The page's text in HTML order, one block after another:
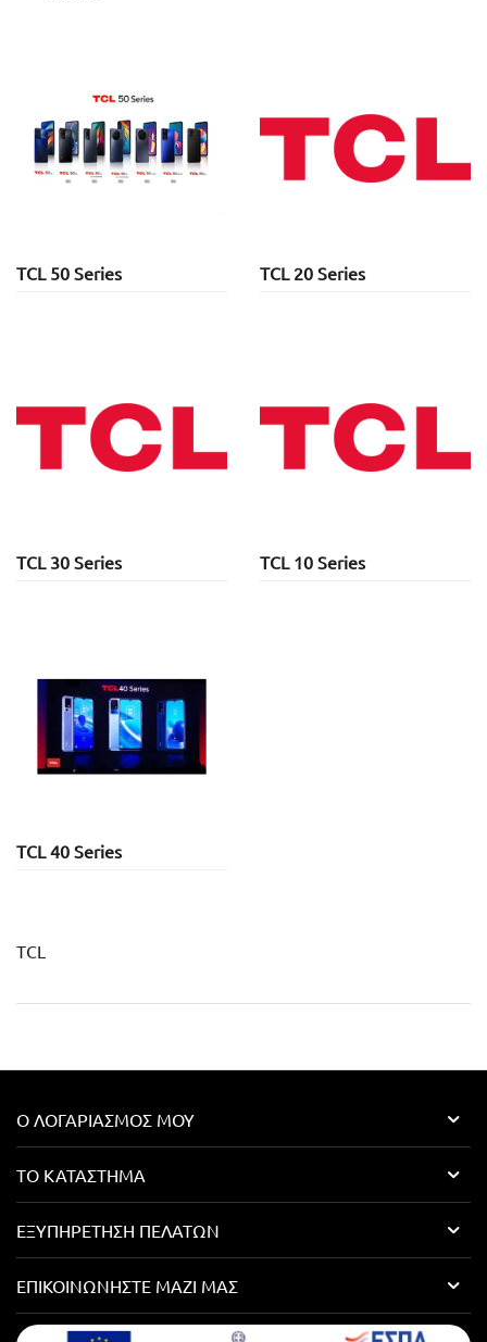
TCL 50 Series TCL 20 Series
TCL 30 Series TCL 10 Series
TCL 40 Series
TCL
Ο ΛΟΓΑΡΙΑΣΜΌΣ ΜΟΥ
ΤΟ ΚΑΤΆΣΤΗΜΑ
ΕΞΥΠΗΡΈΤΗΣΗ ΠΕΛΑΤΏΝ
ΕΠΙΚΟΙΝΩΝΉΣΤΕ ΜΑΖΊ ΜΑΣ